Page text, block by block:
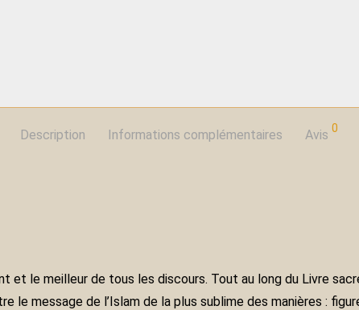
Description Informations complémentaires Avis 0
et le meilleur de tous les discours. Tout au long du Livre
le message de l’Islam de la plus sublime des manières :